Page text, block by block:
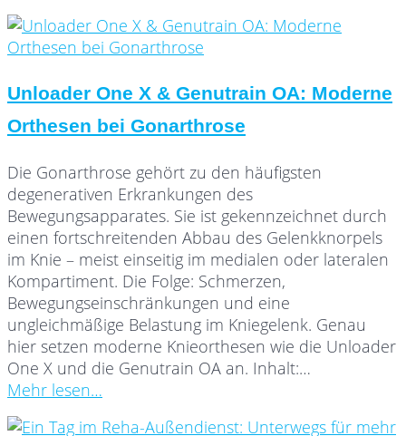
Unloader One X & Genutrain OA: Moderne
Orthesen bei Gonarthrose
Die Gonarthrose gehört zu den häufigsten
degenerativen Erkrankungen des
Bewegungsapparates. Sie ist gekennzeichnet durch
einen fortschreitenden Abbau des Gelenkknorpels
im Knie – meist einseitig im medialen oder lateralen
Kompartiment. Die Folge: Schmerzen,
Bewegungseinschränkungen und eine
ungleichmäßige Belastung im Kniegelenk. Genau
hier setzen moderne Knieorthesen wie die Unloader
One X und die Genutrain OA an. Inhalt:…
Mehr lesen…